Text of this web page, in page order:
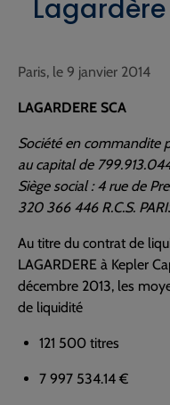
Lagardère
Paris, le 9 janvier 2014
LAGARDERE SCA
Société en commandite
au capital de
Siège social : 4 rue de
320 366 446 R.C.S.
Au titre du contrat de
LAGARDERE à Kepler
décembre 2013, les
de liquidité
121 500 titres
7 997 534.14 €